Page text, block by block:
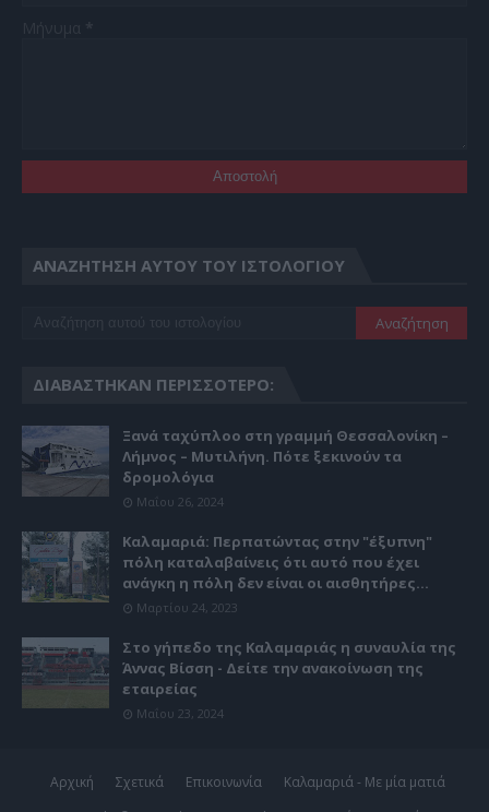
ΑΝΑΖΉΤΗΣΗ ΑΥΤΟΎ ΤΟΥ ΙΣΤΟΛΟΓΊΟΥ
ΔΙΑΒΆΣΤΗΚΑΝ ΠΕΡΙΣΣΌΤΕΡΟ:
Ξανά ταχύπλοο στη γραμμή Θεσσαλονίκη –
Λήμνος – Μυτιλήνη. Πότε ξεκινούν τα
δρομολόγια
Μαΐου 26, 2024
Καλαμαριά: Περπατώντας στην "έξυπνη"
πόλη καταλαβαίνεις ότι αυτό που έχει
ανάγκη η πόλη δεν είναι οι αισθητήρες...
Μαρτίου 24, 2023
Στο γήπεδο της Καλαμαριάς η συναυλία της
Άννας Βίσση - Δείτε την ανακοίνωση της
εταιρείας
Μαΐου 23, 2024
Αρχική Σχετικά Επικοινωνία
Καλαμαριά - Με μία ματιά